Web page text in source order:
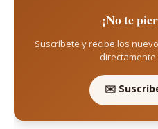
¡No te
Suscríbete y recibe los
✉️